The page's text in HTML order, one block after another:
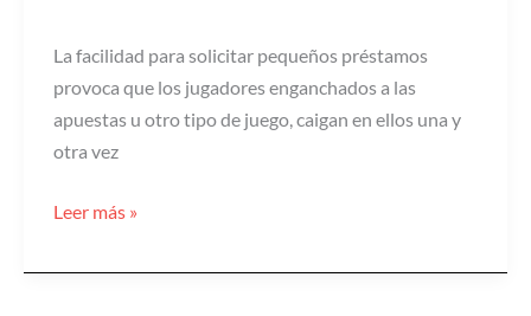
La facilidad para solicitar pequeños préstamos
provoca que los jugadores enganchados a las
apuestas u otro tipo de juego, caigan en ellos una y
otra vez
Leer más »